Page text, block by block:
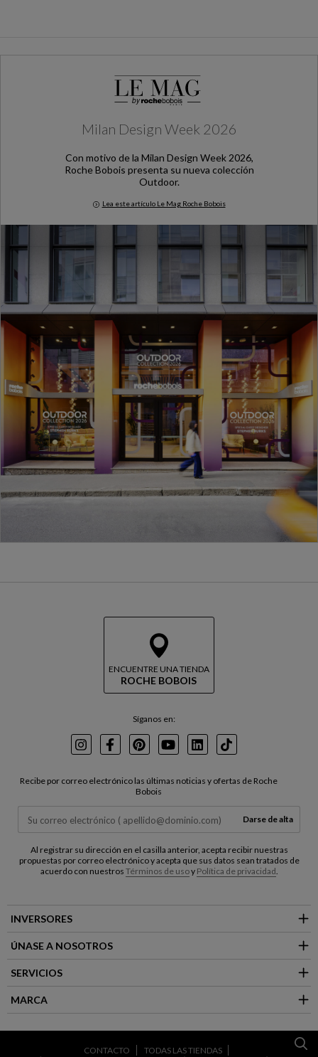
Milan Design Week 2026
Con motivo de la Milan Design Week 2026,
Roche Bobois presenta su nueva colección
Outdoor.
Lea este artículo Le Mag Roche Bobois
Milan Design Week 2026
ENCUENTRE UNA TIENDA
ROCHE BOBOIS
Síganos en:
InstagramFacebookPinterest
YoutubeLinkedInTikTok
Recibe por correo electrónico las últimas noticias y ofertas de Roche
Bobois
Darse de alta
Al registrar su dirección en el casilla anterior, acepta recibir nuestras
propuestas por correo electrónico y acepta que sus datos sean tratados de
acuerdo con nuestros Términos de usoy Política de privacidad
INVERSORES
ÚNASE A NOSOTROS
SERVICIOS
MARCA
CONTACTO
TODAS LAS TIENDAS